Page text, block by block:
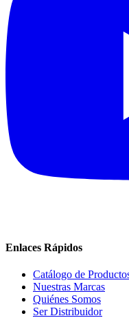
Enlaces Rápidos
Catálogo de
Nuestras Marcas
Quiénes Somos
Ser Distribuidor